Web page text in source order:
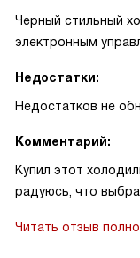
Черный стильный
электронным
Недостатки:
Недостатков не
Комментарий:
Купил этот
радуюсь, что
требует
Читать отзыв